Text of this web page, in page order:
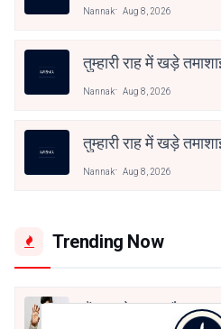
Nannak Aug 8, 2026
तुम्हारी राह में खड़े
Nannak Aug 8, 2026
तुम्हारी राह में खड़े
Nannak Aug 8, 2026
Trending Now
मैं शून्य पे सवार हूँ